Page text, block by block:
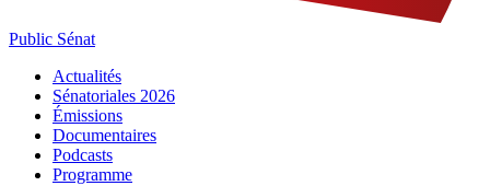
Public Sénat
Actualités
Sénatoriales 2026
Émissions
Documentaires
Podcasts
Programme